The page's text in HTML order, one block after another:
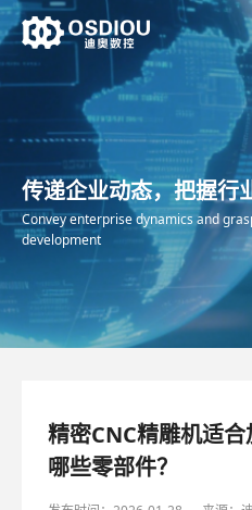
传递企业动态，把握行
Convey enterprise dynamics and
development
精密CNC精雕机适
哪些零部件？